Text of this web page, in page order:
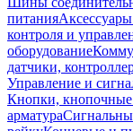
питания
контроля и
оборудование
датчики,
Управление и
Кнопки, кнопочные
арматура